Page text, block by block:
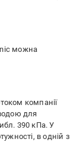
можна
компанії
для
390 кПа. У
в одній з